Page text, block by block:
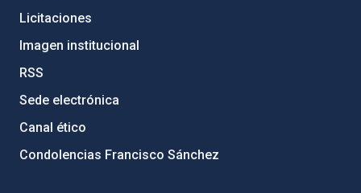
Licitaciones
Imagen institucional
RSS
Sede electrónica
Canal ético
Condolencias Francisco Sánchez